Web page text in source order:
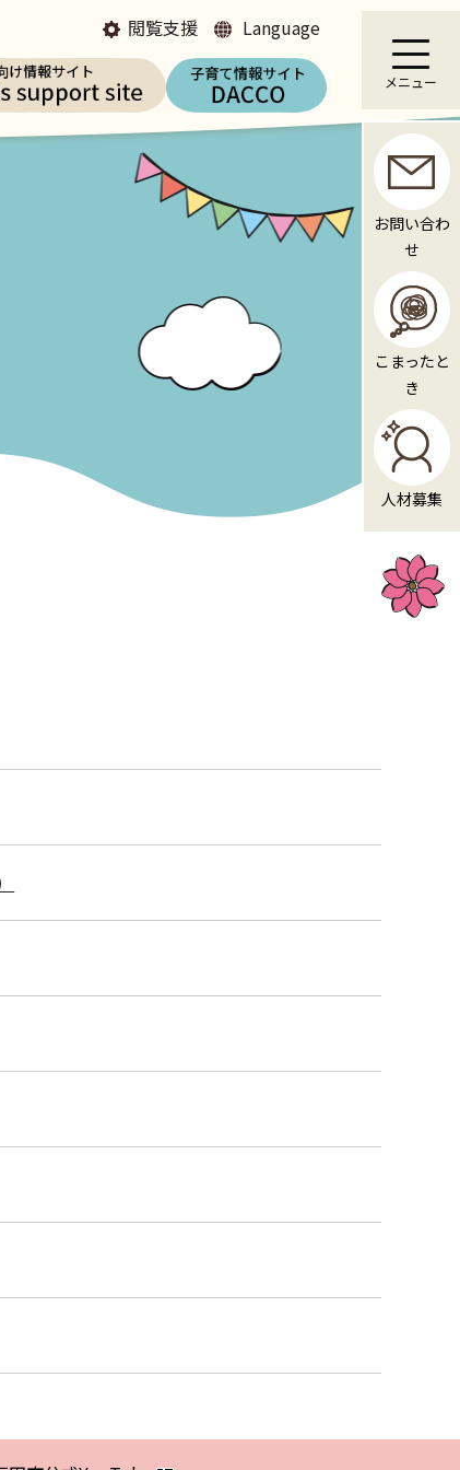
閲覧支援 Language
メニュー
お問い合わ
せ
こまったと
き
人材募集